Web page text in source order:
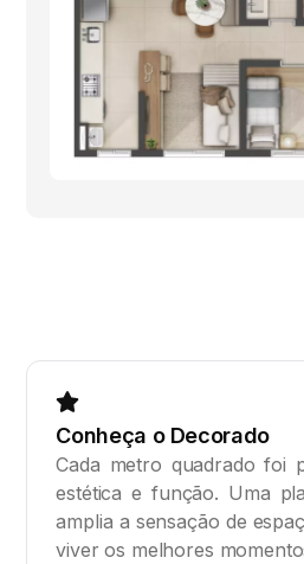
Conheça o Decorado
Cada metro quadrado foi
estética e função. Uma
amplia a sensação de
viver os melhores